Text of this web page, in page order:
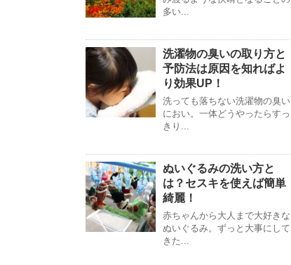
多い...
洗濯物の臭いの取り方と
予防法は原因を知ればよ
り効果UP！
洗っても落ちない洗濯物の臭い
におい。一体どうやったらすっ
きり...
ぬいぐるみの洗い方と
は？セスキを使えば簡単
綺麗！
赤ちゃんから大人まで大好きな
ぬいぐるみ。ずっと大事にして
きた...